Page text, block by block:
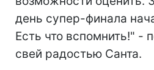
день супер-финала
Есть что вспомнить!" -
свей радостью Санта.